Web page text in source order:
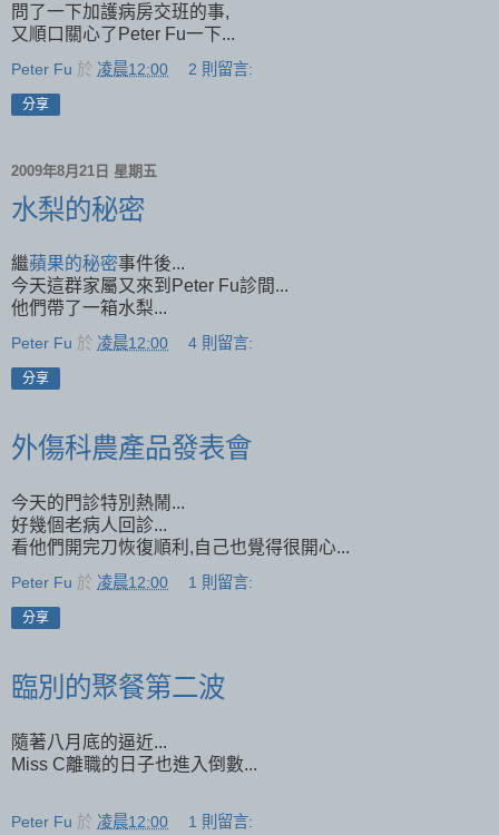
問了一下加護病房交班的事,
又順口關心了Peter Fu一下...
Peter Fu 於 凌晨12:00 2 則留言:
分享
2009年8月21日 星期五
水梨的秘密
繼蘋果的秘密事件後...
今天這群家屬又來到Peter Fu診間...
他們帶了一箱水梨...
Peter Fu 於 凌晨12:00 4 則留言:
分享
外傷科農產品發表會
今天的門診特別熱鬧...
好幾個老病人回診...
看他們開完刀恢復順利,自己也覺得很開心...
Peter Fu 於 凌晨12:00 1 則留言:
分享
臨別的聚餐第二波
隨著八月底的逼近...
Miss C離職的日子也進入倒數...
Peter Fu 於 凌晨12:00 1 則留言: